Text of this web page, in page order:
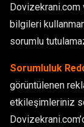
Dovizekrani.com
bilgileri
sorumlu
Sorumluluk
görüntülenen
etkileşimleriniz